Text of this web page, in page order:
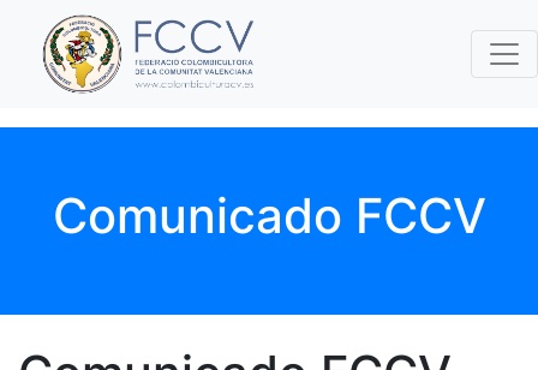
Comunicado FCCV